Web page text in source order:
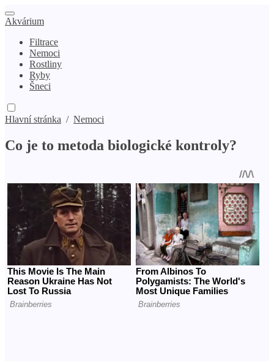
Akvárium
Filtrace
Nemoci
Rostliny
Ryby
Šneci
Hlavní stránka / Nemoci
Co je to metoda biologické kontroly?